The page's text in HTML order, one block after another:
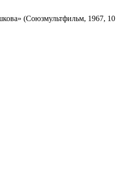
(Союзмультфильм, 1967, 10